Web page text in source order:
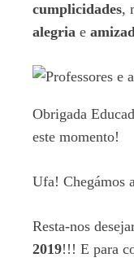
cumplicidades,
alegria e
Obrigada
este momento!
Ufa! Chegámos
Resta-nos
2019!!! E para